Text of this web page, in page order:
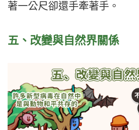
著一公尺卻還手牽著手。
五、改變與自然界關係